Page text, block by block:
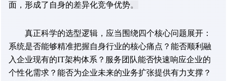
面，形成了自身的差异化竞争优势。
真正科学的选型逻辑，应当围绕四个核心问题展开：
系统是否能够精准把握自身行业的核心痛点？能否顺利融
入企业现有的IT架构体系？服务团队能否快速响应企业的
个性化需求？能否为企业未来的业务扩张提供有力支撑？